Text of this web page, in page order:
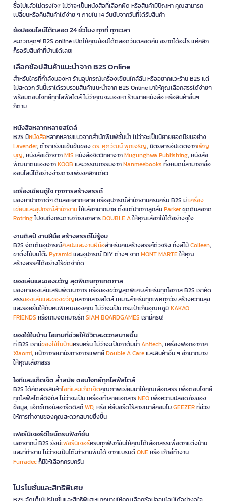
ซื้อไปแล้วไม่ตรงใจ? ไม่ว่าจะเป็นหนังสือที่เลือกผิด หรือสินค้ามีปัญหา คุณสามารถ
เปลี่ยนหรือคืนสินค้าได้ง่าย ๆ ภายใน 14 วันนับจากวันที่ได้รับสินค้า
ช้อปออนไลน์ได้ตลอด 24 ชั่วโมง ทุกที่ ทุกเวลา
สะดวกสุดๆ! B2S online เปิดให้คุณช้อปได้ตลอดวันตลอดคืน อยากได้อะไร แค่คลิก
ก็รอรับสินค้าที่บ้านได้เลย!
เลือกช้อปสินค้าแนะนำจาก B2S Online
สำหรับใครที่กำลังมองหา ร้านอุปกรณ์เครื่องเขียนใกล้ฉัน หรืออยากแวะร้าน B2S แต่
ไม่สะดวก วันนี้เราได้รวบรวมสินค้าแนะนำจาก B2S Online มาให้คุณเลือกสรรได้ง่ายๆ
พร้อมตอบโจทย์ทุกไลฟ์สไตล์ ไม่ว่าคุณจะมองหา ร้านขายหนังสือ หรือสินค้าอื่นๆ
ก็ตาม
หนังสือหลากหลายสไตล์
B2S มีหนังสือหลากหลายแนวจากสำนักพิมพ์ชั้นนำ ไม่ว่าจะเป็นนิยายยอดนิยมอย่าง
Lavender, ตำราเรียนเข้มข้นของดร. ศุภวัฒน์ พุกเจริญ, นิตยสารอัปเดตจากเพ็ญ
บุญ, หนังสือเด็กจากMIS หนังสือจิตวิทยาจากMugunghwa Publishing, หนังสือ
พัฒนาตนเองจากKOOB และวรรณกรรมจากNanmeebooks ทั้งหมดนี้สามารถซื้อ
ออนไลน์ได้อย่างง่ายดายเพียงคลิกเดียว
เครื่องเขียนคู่ใจ ทุกการสร้างสรรค์
มองหาปากกาดีๆ ดินสอหลากหลาย หรืออุปกรณ์สำนักงานครบครัน B2S มีเครื่อง
เขียนและอุปกรณ์สำนักงานให้เลือกมากมาย ตั้งแต่ปากกาลูกลื่นParkerชุดดินสอกด
Rotringไปจนถึงกระดาษถ่ายเอกสารDOUBLE Aให้คุณเลือกใช้ได้อย่างจุใจ
งานศิลป์ งานฝีมือ สร้างสรรค์ไม่รู้จบ
B2S จัดเต็มอุปกรณ์ศิลปะและงานฝีมือสำหรับคนสร้างสรรค์ตัวจริง ทั้งสีไม้Colleen,
ขาตั้งไม้บนโต๊ะPyramidและอุปกรณ์ DIY ต่างๆ จากMONT MARTEให้คุณ
สร้างสรรค์ได้อย่างไร้ขีดจำกัด
ของเล่นและของขวัญ สุดพิเศษทุกเทศกาล
มองหาของเล่นเสริมพัฒนาการ หรือของขวัญสุดพิเศษสำหรับทุกโอกาส B2S เราคัด
สรรของเล่นและของขวัญหลากหลายสไตล์ เหมาะสำหรับทุกเพศทุกวัย สร้างความสุข
และรอยยิ้มให้กับคนพิเศษของคุณ ไม่ว่าจะเป็น กระเป๋าเก็บอุณหภูมิKAKAO
FRIENDS หรือเกมจดหมายรักSIAM BOARDGAMES เรามีครบ!
ของใช้ในบ้าน ไอเทมที่ช่วยให้ชีวิตสะดวกสบายขึ้น
ที่ B2S เรามีของใช้ในบ้านครบครัน ไม่ว่าจะเป็นกาต้มน้ำAnitech, เครื่องฟอกอากาศ
Xiaomi, หน้ากากอนามัยทางการแพทย์Double A Careและสินค้าอื่น ๆ อีกมากมาย
ให้คุณเลือกสรร
ไอทีและแก็ดเจ็ต ล้ำสมัย ตอบโจทย์ทุกไลฟ์สไตล์
B2S ได้คัดสรรสินค้าไอทีและแก็ดเจ็ตคุณภาพเยี่ยมมาให้คุณเลือกสรร เพื่อตอบโจทย์
ทุกไลฟ์สไตล์ดิจิทัล ไม่ว่าจะเป็น เครื่องทำลายเอกสารNEOเพื่อความปลอดภัยของ
ข้อมูล, เอ็กซ์เทอนัลฮาร์ดดิสก์WD, หรือ คีย์บอร์ดไร้สายเมาส์คอมโบGEEZERที่ช่วย
ให้การทำงานของคุณสะดวกสบายยิ่งขึ้น
เฟอร์นิเจอร์ดีไซน์ครบฟังก์ชั่น
นอกจากนี้ B2S ยังมีเฟอร์นิเจอร์ครบทุกฟังก์ชันให้คุณได้เลือกสรรเพื่อตกแต่งบ้าน
และที่ทำงาน ไม่ว่าจะเป็นโต๊ะทำงานพับได้ จากแบรนด์ONEหรือ เก้าอี้ทำงาน
Furradecก็มีให้เลือกครบครัน
โปรโมชั่นและสิทธิพิเศษ